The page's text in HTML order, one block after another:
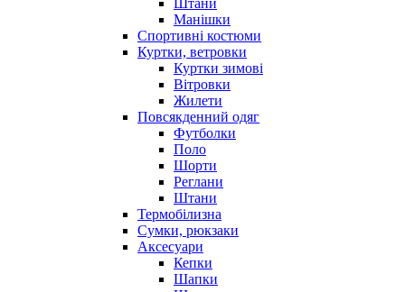
Штани
Манішки
Спортивні костюми
Куртки, ветровки
Куртки зимові
Вітровки
Жилети
Повсякденний одяг
Футболки
Поло
Шорти
Реглани
Штани
Термобілизна
Сумки, рюкзаки
Аксесуари
Кепки
Шапки